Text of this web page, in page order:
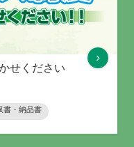
せください
書・納品書